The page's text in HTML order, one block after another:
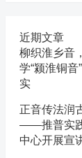
近期文章
柳织淮乡音
学“颍淮铜
实
正音传法润
——推普实
中心开展宣